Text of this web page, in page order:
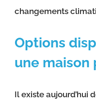
changements
Options
une
Il existe aujourd’hui